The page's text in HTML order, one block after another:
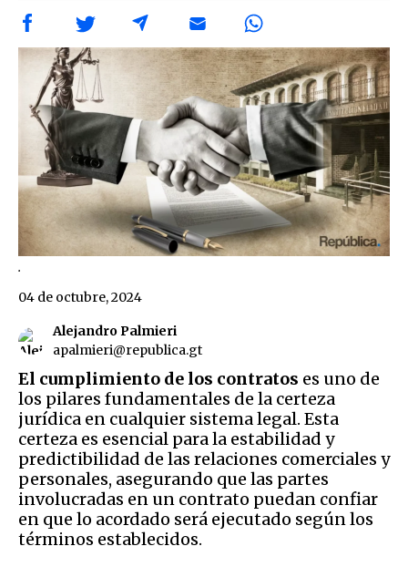
.
Alejandro Palmieri
apalmieri@republica.gt
04 de octubre, 2024
El cumplimiento de los contratos es uno de
los pilares fundamentales de la certeza
jurídica en cualquier sistema legal. Esta
certeza es esencial para la estabilidad y
predictibilidad de las relaciones comerciales y
personales, asegurando que las partes
involucradas en un contrato puedan confiar
en que lo acordado será ejecutado según los
términos establecidos.